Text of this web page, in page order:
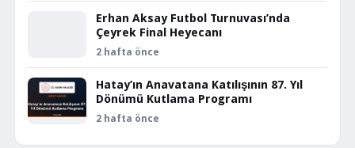
Erhan Aksay Futbol Turnuvası’nda
Çeyrek Final Heyecanı
2 hafta önce
Hatay’ın Anavatana Katılışının 87. Yıl
Dönümü Kutlama Programı
2 hafta önce